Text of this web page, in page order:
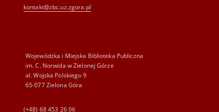
kontakt@zbc.uz.zgora.pl
Wojewódzka i Miejska Biblioteka Publiczna
im. C. Norwida w Zielonej Górze
al. Wojska Polskiego 9
65-077 Zielona Góra
(+48) 68 453 26 06